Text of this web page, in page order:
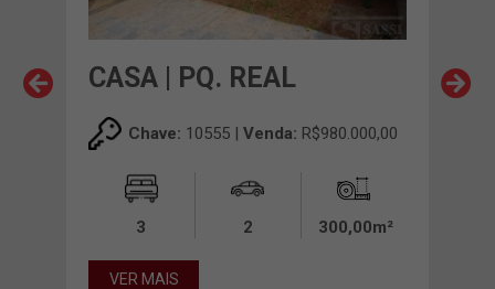
CASA | PQ. REAL
Chave: 10555 | Venda: R$980.000,00
3 2 300,00m²
VER MAIS